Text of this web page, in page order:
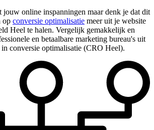
jouw online inspanningen maar denk je dat dit
op conversie optimalisatie meer uit je website
Heel te halen. Vergelijk gemakkelijk en
en betaalbare marketing bureau's uit
in conversie optimalisatie (CRO Heel).